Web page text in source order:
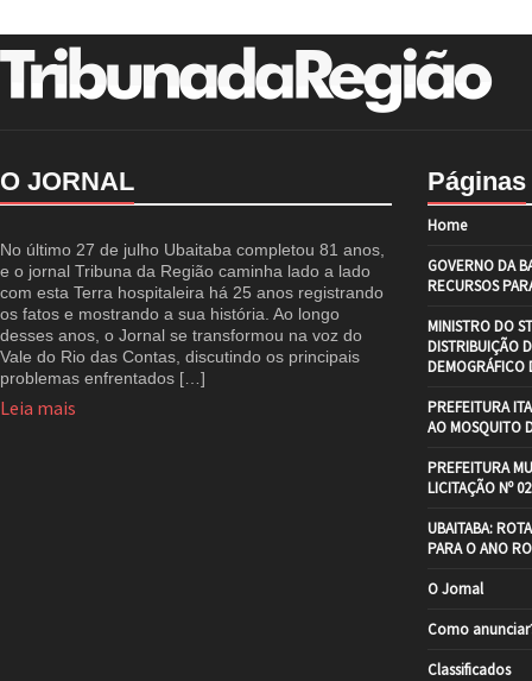
O JORNAL
No último 27 de julho Ubaitaba completou 81 anos,
e o jornal Tribuna da Região caminha lado a lado
com esta Terra hospitaleira há 25 anos registrando
os fatos e mostrando a sua história. Ao longo
desses anos, o Jornal se transformou na voz do
Vale do Rio das Contas, discutindo os principais
problemas enfrentados […]
Leia mais
Páginas
Home
GOVERNO DA
RECURSOS
MINISTRO DO
DISTRIBUIÇÃO
DEMOGRÁFICO
PREFEITURA
AO MOSQUITO
PREFEITURA
LICITAÇÃO Nº
UBAITABA:
PARA O ANO
O Jornal
Como
Classificados